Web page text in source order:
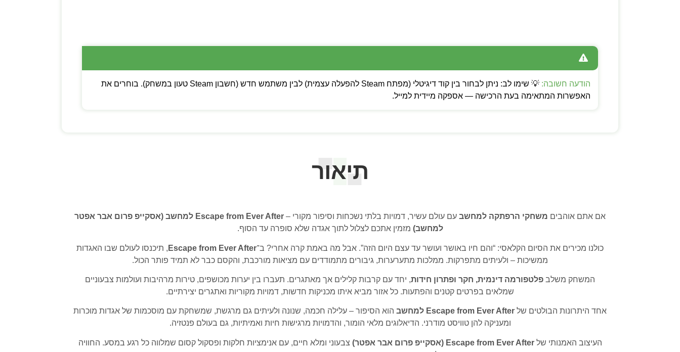
הודעה חשובה:
💡 שימו לב: ניתן לבחור בין קוד דיגיטלי (מפתח Steam להפעלה עצמית) לבין משתמש חדש (חשבון Steam טעון במשחק). בוחרים את
האפשרות המתאימה בעת הרכישה — אספקה מיידית למייל.
תיאור
אם אתם אוהבים משחקי הרפתקה למחשב עם עולם עשיר, דמויות בלתי נשכחות וסיפור מקורי –
Escape from Ever After למחשב (אסקייפ פרום אבר אפטר
למחשב) מזמין אתכם לצלול לתוך אגדה שלא סופרה עד הסוף.
כולנו מכירים את הסיום הקלאסי: “והם חיו באושר ועושר עד עצם היום הזה”. אבל מה באמת קרה אחרי? ב־Escape from Ever After , תיכנסו לעולם שבו האגדות
ממשיכות – ולעיתים מתפרקות. ממלכות מתערערות, גיבורים מתמודדים עם מציאות מורכבת, והקסם כבר לא תמיד פותר הכול.
המשחק משלב פלטפורמה דינמית, חקר ופתרון חידות, יחד עם קרבות קלילים אך מאתגרים. תעברו בין יערות מכושפים, טירות מרהיבות ועולמות צבעוניים
שמלאים בפרטים קטנים והפתעות. כל אזור מביא איתו מכניקות חדשות, דמויות מקוריות ואתגרים יצירתיים.
אחד היתרונות הבולטים של Escape from Ever After למחשב
הוא הסיפור – עלילה חכמה, שנונה ולעיתים גם מרגשת, שמשחקת עם מוסכמות של אגדות מוכרות
ומעניקה להן טוויסט מודרני. הדיאלוגים מלאי הומור, והדמויות מרגישות חיות ואמיתיות, גם בעולם פנטזיה.
העיצוב האמנותי שלEscape from Ever After (אסקייפ פרום אבר אפטר)
צבעוני ומלא חיים, עם אנימציות חלקות ופסקול קסום שמלווה כל רגע במסע. החוויה